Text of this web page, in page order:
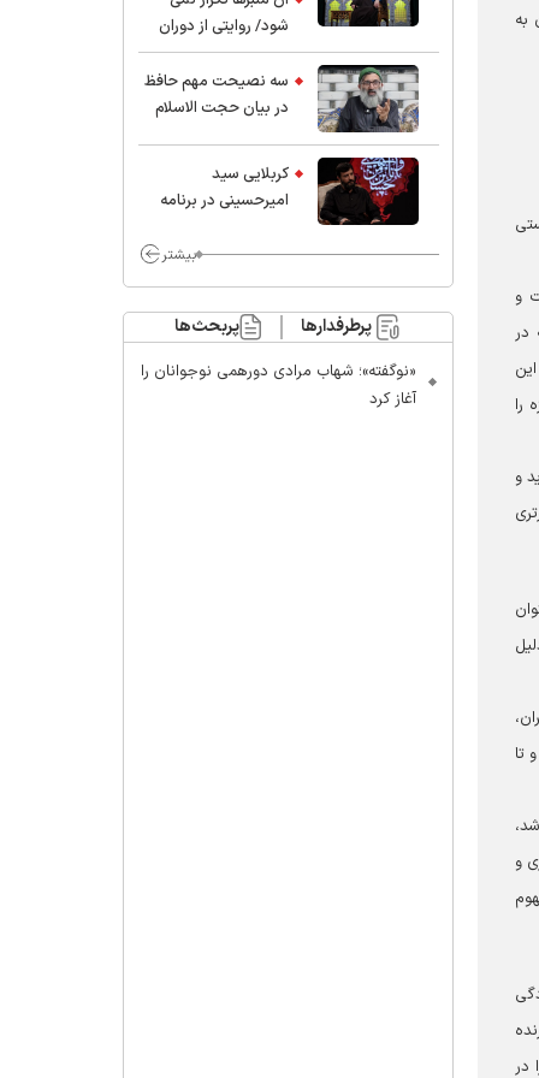
به
و
در
را
و
تا
و
در
شود/ روایتی از دوران
کودکی و نوجوانی این
واعظ بزرگ و نویسنده و
پژوهشگر جهان اسلام
سه نصیحت مهم حافظ
در بیان حجت الاسلام
کربلایی سید
امیر‌حسینی در برنامه
محسن چاوشی چه
مراقب ماست/ مردم
دهن تفرقه افکنان بزنند
بیشتر
پرطرفدارها پربحث‌ها
«نوگفته»؛ شهاب مرادی دورهمی نوجوانان را
آغاز کرد